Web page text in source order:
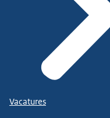
Vacatures